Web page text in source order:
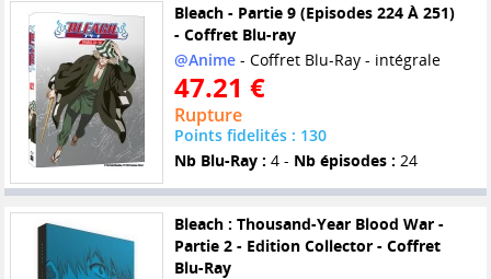
Bleach - Partie 9 (Episodes 224 À 251)
- Coffret Blu-ray
@Anime- Coffret Blu-Ray - intégrale
47.21 €
Rupture
Points fidelités : 130
Nb Blu-Ray : 4 - Nb épisodes : 24
Bleach : Thousand-Year Blood War -
Partie 2 - Edition Collector - Coffret
Blu-Ray